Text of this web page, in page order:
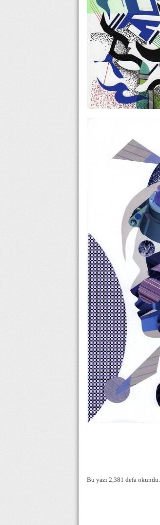
Bu yazı 2,381 defa okundu.